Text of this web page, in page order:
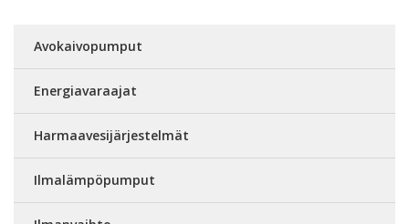
Avokaivopumput
Energiavaraajat
Harmaavesijärjestelmät
Ilmalämpöpumput